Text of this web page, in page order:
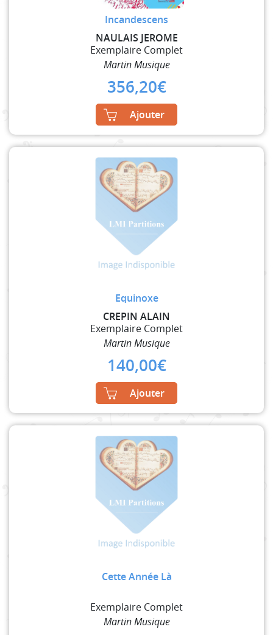
Incandescens
NAULAIS JEROME
Exemplaire Complet
Martin Musique
356,20€
Ajouter
Equinoxe
CREPIN ALAIN
Exemplaire Complet
Martin Musique
140,00€
Ajouter
Cette Année Là
Exemplaire Complet
Martin Musique